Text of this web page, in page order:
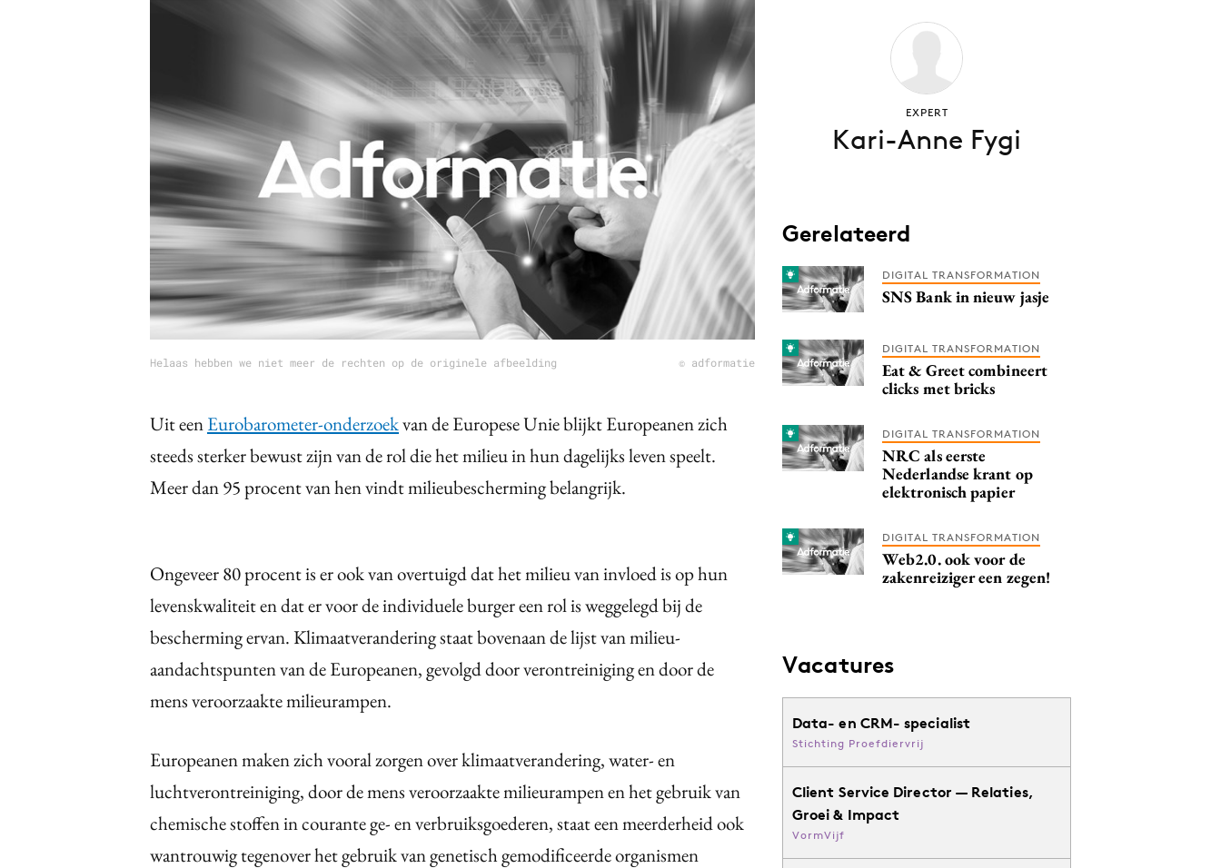
Gedragsverandering
Influencer marketing
Interne communicatie
Martech
Purpose Marketing
Reputatie & crisis
Helaas hebben we niet meer de rechten op de originele afbeelding © adformatie
Uit eenEurobarometer-onderzoekvan de Europese Unie blijkt Europeanen zich
steeds sterker bewust zijn van de rol die het milieu in hun dagelijks leven speelt.
Meer dan 95 procent van hen vindt milieubescherming belangrijk.
Ongeveer 80 procent is er ook van overtuigd dat het milieu van invloed is op hun
levenskwaliteit en dat er voor de individuele burger een rol is weggelegd bij de
bescherming ervan. Klimaatverandering staat bovenaan de lijst van milieu-
aandachtspunten van de Europeanen, gevolgd door verontreiniging en door de
mens veroorzaakte milieurampen.
Europeanen maken zich vooral zorgen over klimaatverandering, water- en
luchtverontreiniging, door de mens veroorzaakte milieurampen en het gebruik van
chemische stoffen in courante ge- en verbruiksgoederen, staat een meerderheid ook
wantrouwig tegenover het gebruik van genetisch gemodificeerde organismen
EXPERT
Kari-Anne Fygi
Gerelateerd
DIGITAL TRANSFORMATION
SNS Bank in nieuw jasje
DIGITAL TRANSFORMATION
Eat & Greet combineert
clicks met bricks
DIGITAL TRANSFORMATION
NRC als eerste
Nederlandse krant op
elektronisch papier
DIGITAL TRANSFORMATION
Web2.0. ook voor de
zakenreiziger een zegen!
Vacatures
Data- en CRM- specialist
Stichting Proefdiervrij
Client Service Director — Relaties,
Groei & Impact
VormVijf